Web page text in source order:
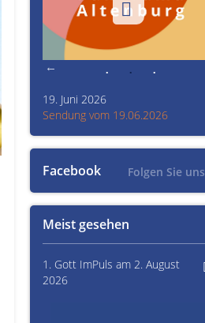
Meist gesehen
1. Gott ImPuls am 2. August
2026
Facebook Folgen Sie uns
19. Juni 2026
Sendung vom 19.06.2026